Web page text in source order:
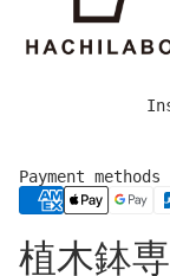
Payment methods
植木鉢
Privacy
Legal